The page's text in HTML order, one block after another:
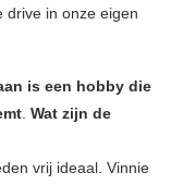
drive in onze eigen
is een hobby die
. Wat zijn de
vrij ideaal. Vinnie